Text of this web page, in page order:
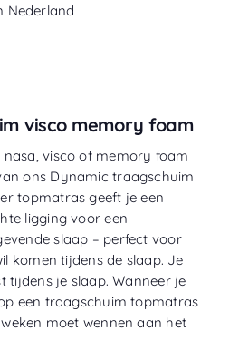
Nederland
visco memory foam
visco of memory foam
ons Dynamic traagschuim
topmatras geeft je een
ligging voor een
slaap – perfect voor
komen tijdens de slaap. Je
tijdens je slaap.Wanneer je
een traagschuim topmatras
moet wennen aan het